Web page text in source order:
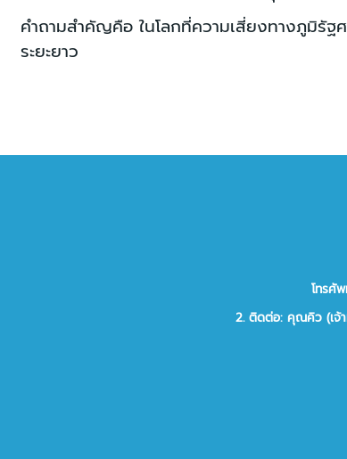
คำถามสำคัญคือ ในโลกที่ความเสี่ยงทางภูมิรัฐ
ระยะยาว
โทรศั
2.ติดต่อ: คุณคิว (เจ้